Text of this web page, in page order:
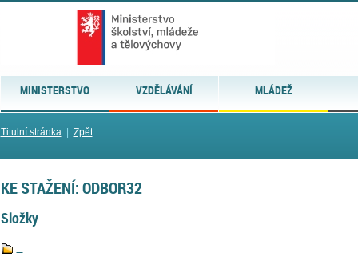
MINISTERSTVO VZDĚLÁVÁNÍ MLÁDEŽ
Titulní stránka| Zpět
KE STAŽENÍ: ODBOR32
Složky
..